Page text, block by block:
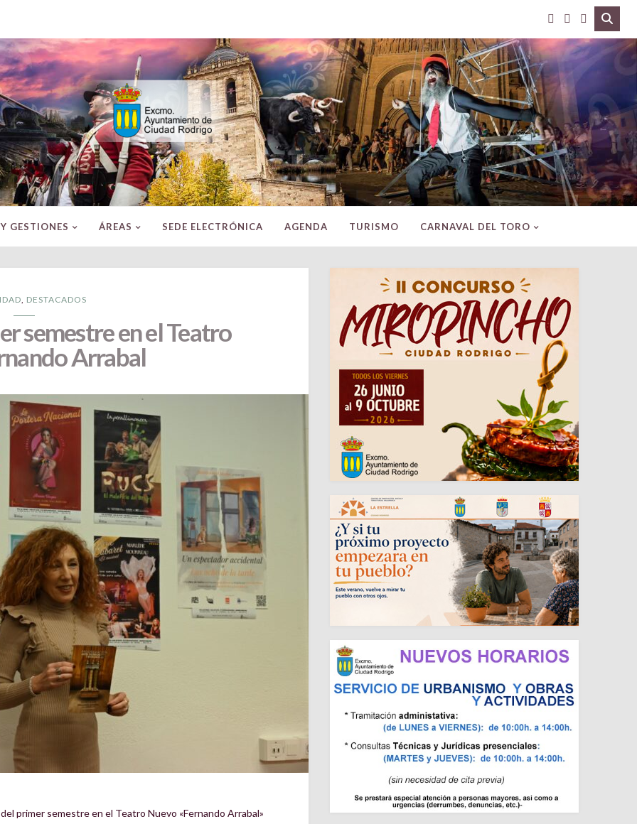
Excmo.
Ayuntamiento
de
Ciudad
Rodrigo
(Salamanca)
GESTIONES ÁREAS SEDE ELECTRÓNICA AGENDA TURISMO CARNAVAL DEL TORO
, DESTACADOS
semestre en el Teatro
Arrabal
primer semestre en el Teatro Nuevo «Fernando Arrabal»